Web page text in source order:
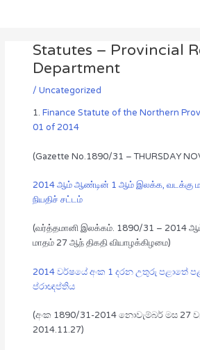
Statutes – Provincial
Department
/ Uncategorized
1. Finance Statute of the Northern
01 of 2014
(Gazette No.1890/31 – THURSDAY
2014 ஆம் ஆண்டின் 1 ஆம் இலக்க, வடக்கு
நியதிச் சட்டம்
(வர்த்தமானி இலக்கம். 1890/31 – 2014
மாதம் 27 ஆந் திகதி வியாழக்கிழமை)
2014 වර්ෂයේ අංක 1 දරන උතුරු පළාතේ
ප්රාඥප්තිය
(අංක 1890/31-2014 නොවැම්බර් මස 27
2014.11.27)
navigation